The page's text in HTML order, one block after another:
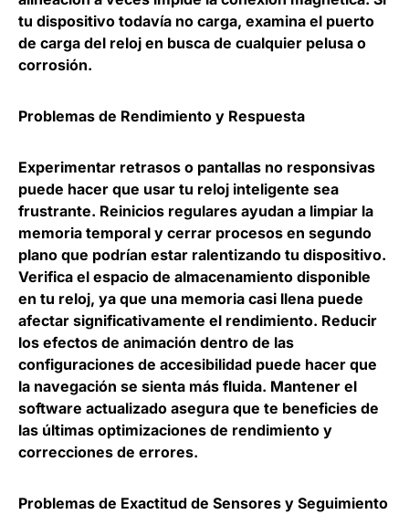
tu dispositivo todavía no carga, examina el puerto
de carga del reloj en busca de cualquier pelusa o
corrosión.
Problemas de Rendimiento y Respuesta
Experimentar retrasos o pantallas no responsivas
puede hacer que usar tu reloj inteligente sea
frustrante. Reinicios regulares ayudan a limpiar la
memoria temporal y cerrar procesos en segundo
plano que podrían estar ralentizando tu dispositivo.
Verifica el espacio de almacenamiento disponible
en tu reloj, ya que una memoria casi llena puede
afectar significativamente el rendimiento. Reducir
los efectos de animación dentro de las
configuraciones de accesibilidad puede hacer que
la navegación se sienta más fluida. Mantener el
software actualizado asegura que te beneficies de
las últimas optimizaciones de rendimiento y
correcciones de errores.
Problemas de Exactitud de Sensores y Seguimiento